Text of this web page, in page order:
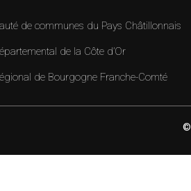
de communes du Pays Châtillonnais
de la Côte d’Or
de Bourgogne Franche-Comté